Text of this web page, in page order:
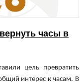
часы в
цель превратить
интерес к часам. В